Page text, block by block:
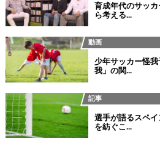
育成年代のサッ
ら考える...
動画
少年サッカー怪
我」の関...
記事
選手が語るスペ
を紡ぐこ...